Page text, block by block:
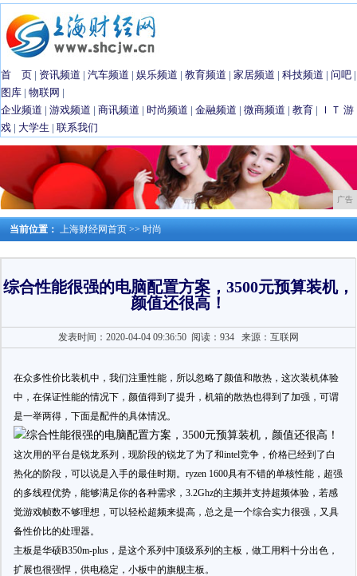
首 页 | 资讯频道 | 汽车频道 | 娱乐频道 | 教育频道 | 家居频道 | 科技频道 | 问吧 |
图库 | 物联网 |
企业频道 | 游戏频道 | 商讯频道 | 时尚频道 | 金融频道 | 微商频道 | 教育 | ＩＴ 游
戏 | 大学生 | 联系我们
广告
当前位置： 上海财经网首页 >> 时尚
综合性能很强的电脑配置方案，3500元预算装机，
颜值还很高！
发表时间：2020-04-04 09:36:50 阅读：934来源：互联网
在众多性价比装机中，我们注重性能，所以忽略了颜值和散热，这次装机体验
中，在保证性能的情况下，颜值得到了提升，机箱的散热也得到了加强，可谓
是一举两得，下面是配件的具体情况。
这次用的平台是锐龙系列，现阶段的锐龙了为了和intel竞争，价格已经到了白
热化的阶段，可以说是入手的最佳时期。ryzen 1600具有不错的单核性能，超强
的多线程优势，能够满足你的各种需求，3.2Ghz的主频并支持超频体验，若感
觉游戏帧数不够理想，可以轻松超频来提高，总之是一个综合实力很强，又具
备性价比的处理器。
主板是华硕B350m-plus，是这个系列中顶级系列的主板，做工用料十分出色，
扩展也很强悍，供电稳定，小板中的旗舰主板。